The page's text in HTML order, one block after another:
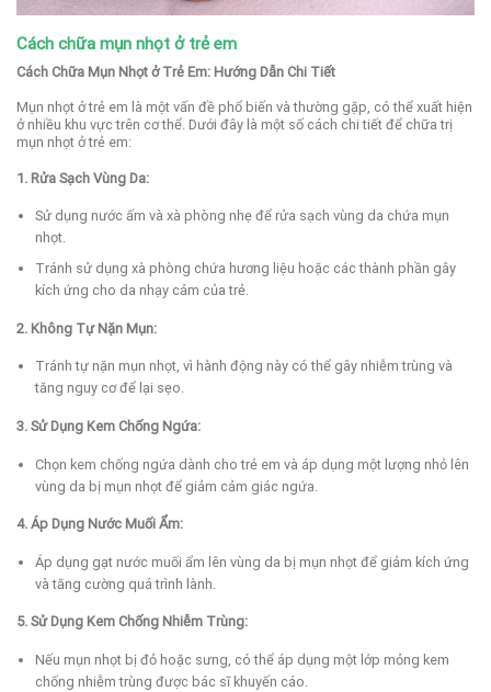
Cách chữa mụn nhọt ở trẻ em
Cách Chữa Mụn Nhọt ở Trẻ Em: Hướng Dẫn Chi Tiết
Mụn nhọt ở trẻ em là một vấn đề phổ biến và thường gặp, có thể xuất hiện
ở nhiều khu vực trên cơ thể. Dưới đây là một số cách chi tiết để chữa trị
mụn nhọt ở trẻ em:
1. Rửa Sạch Vùng Da:
Sử dụng nước ấm và xà phòng nhẹ để rửa sạch vùng da chứa mụn
nhọt.
Tránh sử dụng xà phòng chứa hương liệu hoặc các thành phần gây
kích ứng cho da nhạy cảm của trẻ.
2. Không Tự Nặn Mụn:
Tránh tự nặn mụn nhọt, vì hành động này có thể gây nhiễm trùng và
tăng nguy cơ để lại sẹo.
3. Sử Dụng Kem Chống Ngứa:
Chọn kem chống ngứa dành cho trẻ em và áp dụng một lượng nhỏ lên
vùng da bị mụn nhọt để giảm cảm giác ngứa.
4. Áp Dụng Nước Muối Ẩm:
Áp dụng gạt nước muối ẩm lên vùng da bị mụn nhọt để giảm kích ứng
và tăng cường quá trình lành.
5. Sử Dụng Kem Chống Nhiễm Trùng:
Nếu mụn nhọt bị đỏ hoặc sưng, có thể áp dụng một lớp mỏng kem
chống nhiễm trùng được bác sĩ khuyến cáo.